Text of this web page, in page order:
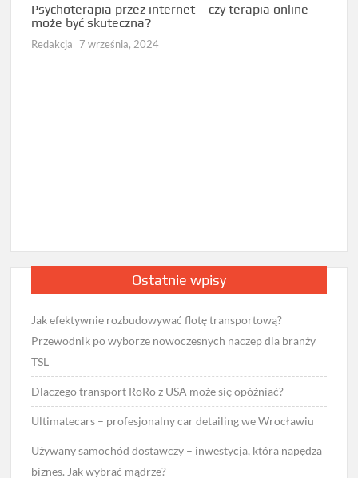
Psychoterapia przez internet – czy terapia online
może być skuteczna?
Redakcja 7 września, 2024
Ostatnie wpisy
Jak efektywnie rozbudowywać flotę transportową?
Przewodnik po wyborze nowoczesnych naczep dla branży
TSL
Dlaczego transport RoRo z USA może się opóźniać?
Ultimatecars – profesjonalny car detailing we Wrocławiu
Używany samochód dostawczy – inwestycja, która napędza
biznes. Jak wybrać mądrze?